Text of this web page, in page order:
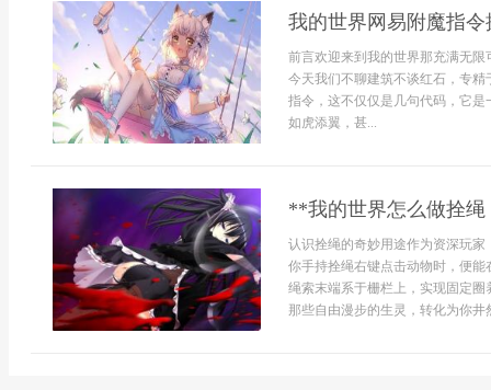
我的世界网易附魔指
前言欢迎来到我的世界那充满无
今天我们不聊建筑不谈红石，专
指令，这不仅仅是几句代码，它
如虎添翼，甚...
**我的世界怎么做拴
认识拴绳的奇妙用途作为资深玩
你手持拴绳右键点击动物时，便
绳索末端系于栅栏上，实现固定
那些自由漫步的生灵，转化为你